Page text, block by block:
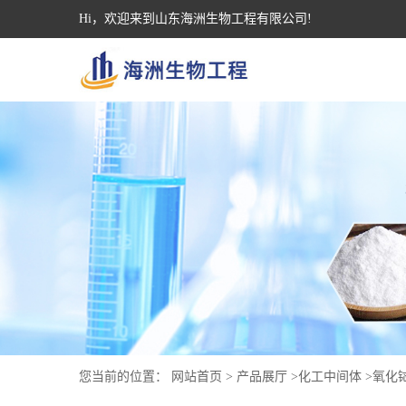
Hi，欢迎来到山东海洲生物工程有限公司!
您当前的位置： 网站首页 > 产品展厅 >化工中间体 >氧化